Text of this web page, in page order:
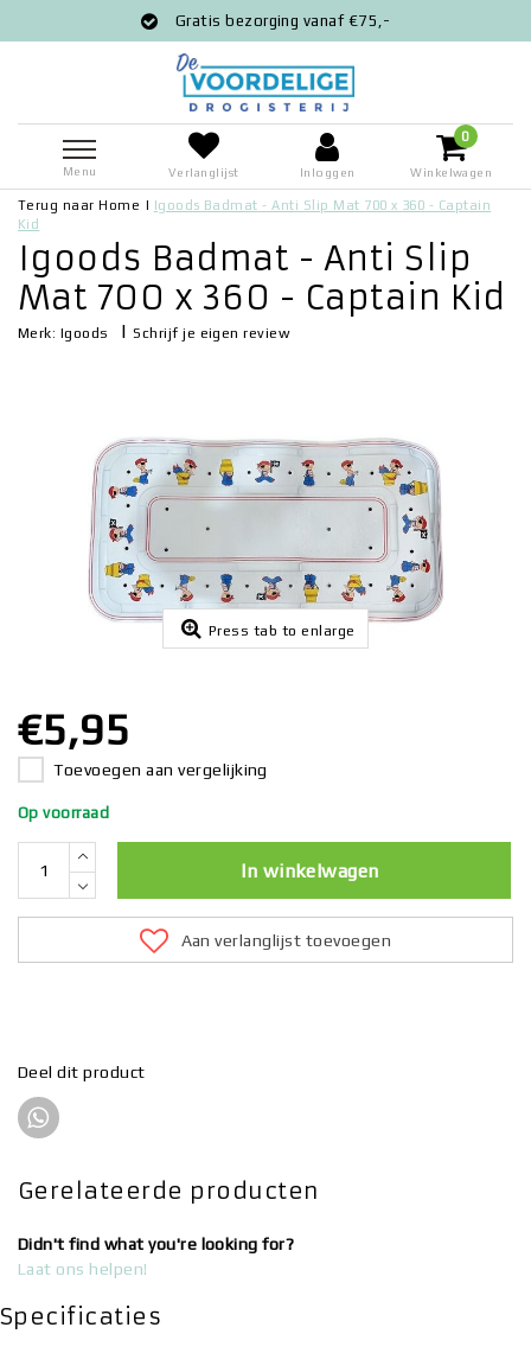
Gratis bezorging vanaf €75,-
Menu Verlanglijst Inloggen
0
Winkelwagen
Terug naar Home | Igoods Badmat - Anti Slip Mat 700 x 360 - Captain
Kid
Igoods Badmat - Anti Slip
Mat 700 x 360 - Captain Kid
Merk: Igoods |Schrijf je eigen review
Press tab to enlarge
€5,95
Toevoegen aan vergelijking
Op voorraad
In winkelwagen
Aan verlanglijst toevoegen
Deel dit product
Gerelateerde producten
Didn't find what you're looking for?
Laat ons helpen!
Specificaties